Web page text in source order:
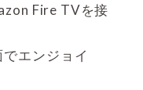
Fire TVを接
エンジョイ